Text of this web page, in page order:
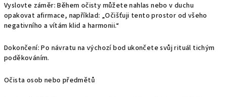
Vyslovte záměr: Během očisty můžete nahlas nebo v duchu
opakovat afirmace, například: „Očišťuji tento prostor od všeho
negativního a vítám klid a harmonii.“
Dokončení: Po návratu na výchozí bod ukončete svůj rituál tichým
poděkováním.
Očista osob nebo předmětů